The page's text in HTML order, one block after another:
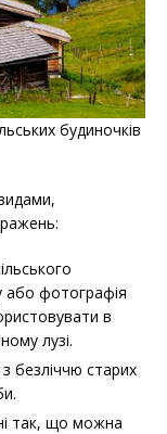
будиночків
або фотографія
в
лузі.
безліччю старих
так, що можна